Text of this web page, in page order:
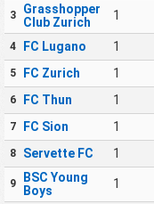
3
Grasshopper
Club Zurich
1
4 FC Lugano 1
5 FC Zurich 1
6 FC Thun 1
7 FC Sion 1
8 Servette FC 1
9
BSC Young
Boys
1